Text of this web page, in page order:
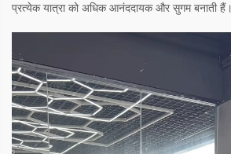
प्रत्येक यात्रा को अधिक आनंददायक और सुगम बनाती हैं।